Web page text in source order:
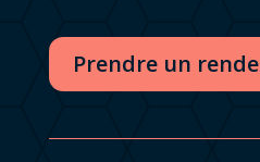
Prendre un